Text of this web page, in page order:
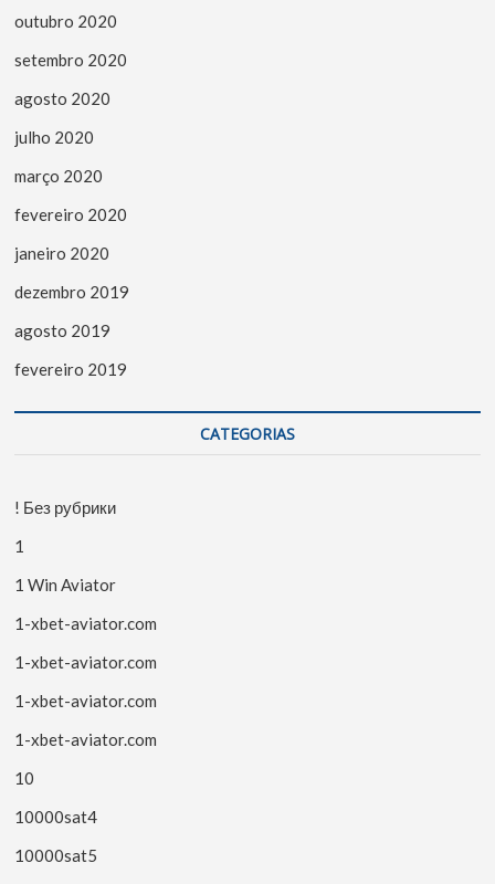
outubro 2020
setembro 2020
agosto 2020
julho 2020
março 2020
fevereiro 2020
janeiro 2020
dezembro 2019
agosto 2019
fevereiro 2019
CATEGORIAS
! Без рубрики
1
1 Win Aviator
1-xbet-aviator.com
1-xbet-aviator.com
1-xbet-aviator.com
1-xbet-aviator.com
10
10000sat4
10000sat5